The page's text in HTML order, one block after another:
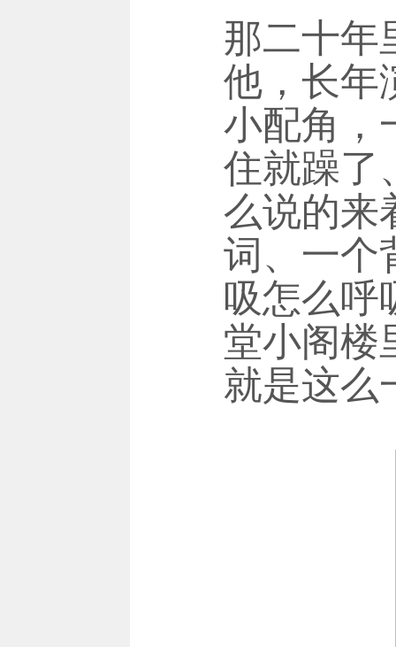
那二十年
他，长
小配角，
住就躁了
么说的来
词、一个
吸怎么呼
堂小阁楼
就是这么